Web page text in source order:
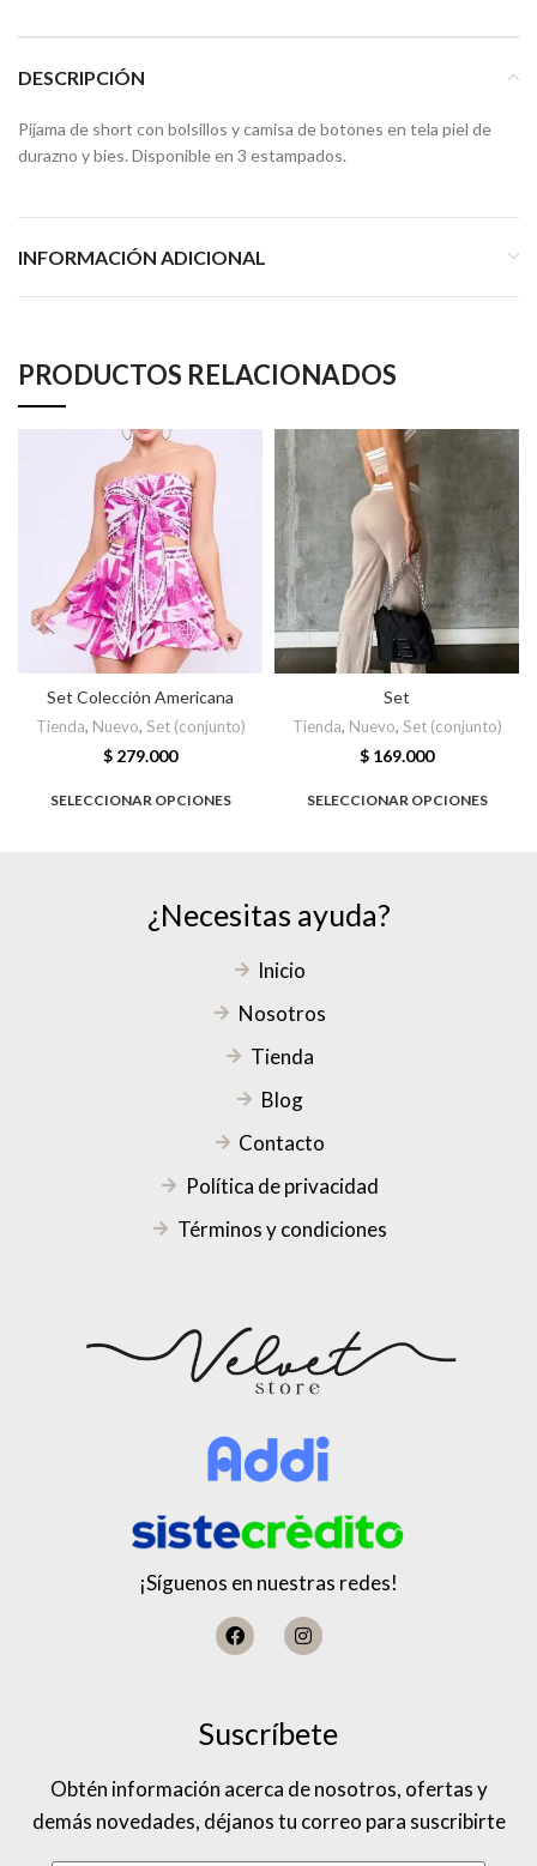
DESCRIPCIÓN
Pijama de short con bolsillos y camisa de botones en tela piel de
durazno y bies. Disponible en 3 estampados.
INFORMACIÓN ADICIONAL
PRODUCTOS RELACIONADOS
Set Colección Americana
Tienda, Nuevo, Set (conjunto)
$ 279.000
SELECCIONAR OPCIONES
Set
Tienda, Nuevo, Set (conjunto)
$ 169.000
SELECCIONAR OPCIONES
¿Necesitas ayuda?
Inicio
Nosotros
Tienda
Blog
Contacto
Política de privacidad
Términos y condiciones
¡Síguenos en nuestras redes!
Suscríbete
Obtén información acerca de nosotros, ofertas y
demás novedades, déjanos tu correo para suscribirte